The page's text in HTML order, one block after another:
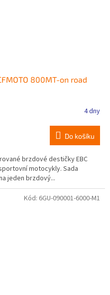
800MT-on road
4 dny
Do košíku
brzdové destičky EBC
motocykly. Sada
jeden brzdový...
Kód: 6GU-090001-6000-M1